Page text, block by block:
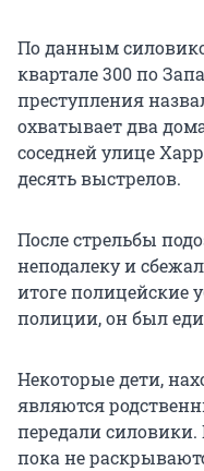
По данным
квартале 300 по
преступления
охватывает два
соседней улице
десять выстрелов.
После стрельбы
неподалеку и
итоге полицейские
полиции, он был
Некоторые дети,
являются
передали силовики.
пока не